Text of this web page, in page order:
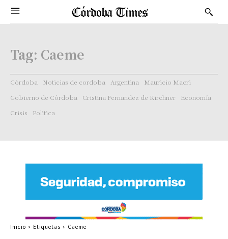
Tag: Caeme
Córdoba Noticias de cordoba Argentina
Mauricio Macri
Gobierno de Córdoba
Cristina Fernandez de Kirchner
Economía
Crisis
Politica
Inicio Etiquetas Caeme